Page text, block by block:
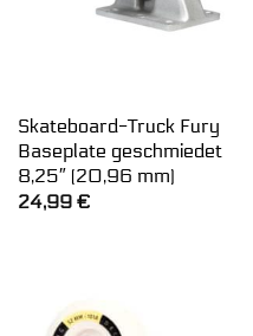
Skateboard-Truck Fury
Baseplate geschmiedet
8,25″ (20,96 mm)
24,99 €